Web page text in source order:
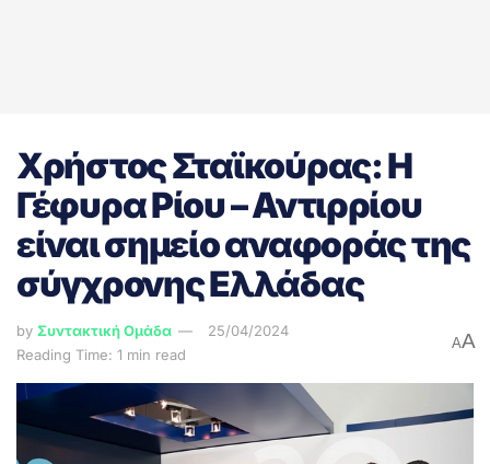
Χρήστος Σταϊκούρας: Η
Γέφυρα Ρίου – Αντιρρίου
είναι σημείο αναφοράς της
σύγχρονης Ελλάδας
by Συντακτική Ομάδα
25/04/2024
Reading Time: 1 min read
AA